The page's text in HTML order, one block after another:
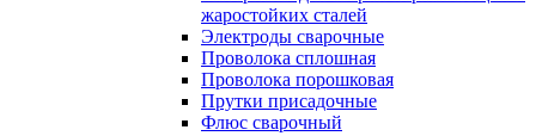
жаростойких сталей
Электроды сварочные
Проволока сплошная
Проволока порошковая
Прутки присадочные
Флюс сварочный